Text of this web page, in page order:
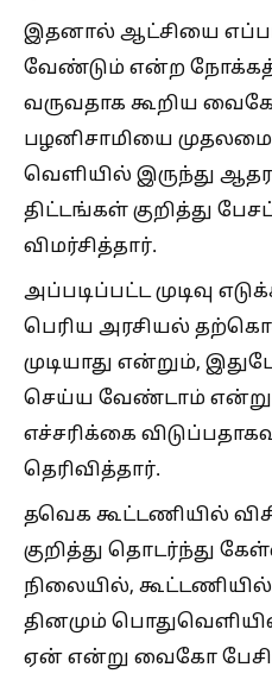
இதனால் ஆட்சியை
வேண்டும் என்ற
வருவதாக கூறிய
பழனிசாமியை
வெளியில் இருந்து
திட்டங்கள் குறித்து
விமர்சித்தார்.
அப்படிப்பட்ட முடிவு
பெரிய அரசியல்
முடியாது என்றும்,
செய்ய வேண்டாம் என்று
எச்சரிக்கை
தெரிவித்தார்.
தவெக கூட்டணியில்
குறித்து தொடர்ந்து
நிலையில்,
தினமும்
ஏன் என்று வைகோ